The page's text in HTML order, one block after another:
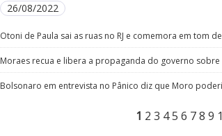
26/08/2022
Otoni de Paula sai as ruas no RJ e comemora em tom
Moraes recua e libera a propaganda do governo
Bolsonaro em entrevista no Pânico diz que Moro
1 2 3 45 6 78 9